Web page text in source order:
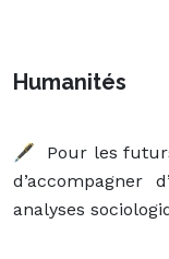
Humanités
🖋 Pour les
d’accompagner
analyses